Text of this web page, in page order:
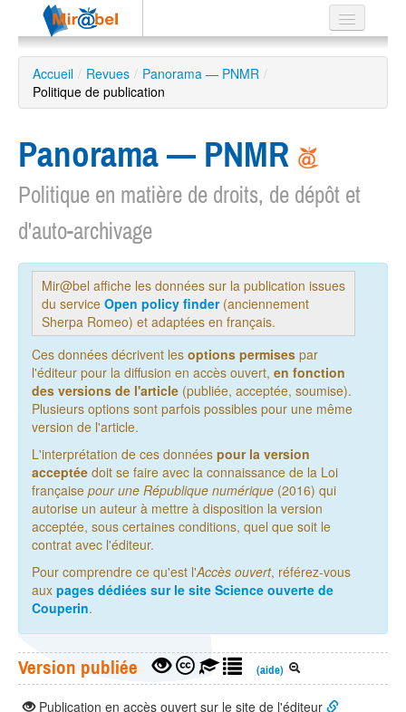
Le réseau
Soutien
Recherche
avancée
EN
ES
?
Accueil / Revues / Panorama — PNMR /
Politique de publication
Panorama — PNMR
Politique en matière de droits, de dépôt et
d'auto-archivage
Mir@bel affiche les données sur la publication issues
du service Open policy finder(anciennement
Sherpa Romeo) et adaptées en français.
Ces données décrivent les options permises par
l'éditeur pour la diffusion en accès ouvert, en fonction
des versions de l'article (publiée, acceptée, soumise).
Plusieurs options sont parfois possibles pour une même
version de l'article.
L'interprétation de ces données pour la version
acceptée doit se faire avec la connaissance de la Loi
française pour une République numérique (2016) qui
autorise un auteur à mettre à disposition la version
acceptée, sous certaines conditions, quel que soit le
contrat avec l'éditeur.
Pour comprendre ce qu'est l'Accès ouvert, référez-vous
aux pages dédiées sur le site Science ouverte de
Couperin.
Version publiée (aide)
Publication en accès ouvert sur le site de l'éditeur